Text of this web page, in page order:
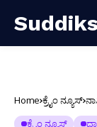
Home ಕ್ರೈಂ ನ್ಯೂಸ್
ಕ್ರೈಂ ನ್ಯೂಸ್